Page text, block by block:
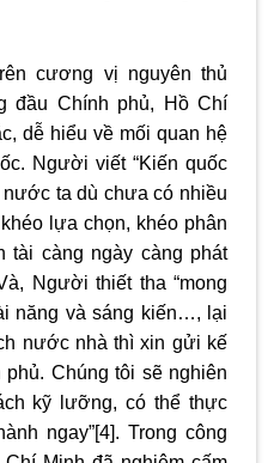
cương vị nguyên thủ
đầu Chính phủ, Hồ Chí
dễ hiểu về mối quan hệ
Người viết “Kiến quốc
ta dù chưa có nhiều
lựa chọn, khéo phân
tài càng ngày càng phát
Người thiết tha “mong
năng và sáng kiến…, lại
nước nhà thì xin gửi kế
Chúng tôi sẽ nghiên
kỹ lưỡng, có thể thực
ngay”[4]. Trong công